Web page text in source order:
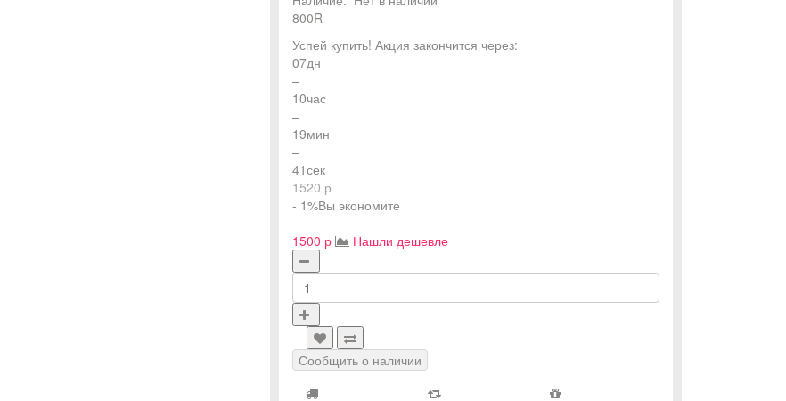
800R
Успей купить! Акция закончится через:
07дн
–
10час
–
19мин
–
40сек
1520 р
- 1%Вы экономите
1500 р
Нашли дешевле
Сообщить о наличии